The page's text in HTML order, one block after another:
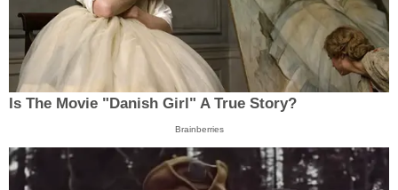
Is The Movie "Danish Girl" A True Story?
Brainberries